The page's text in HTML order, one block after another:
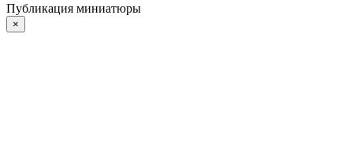
Публикация миниатюры
×